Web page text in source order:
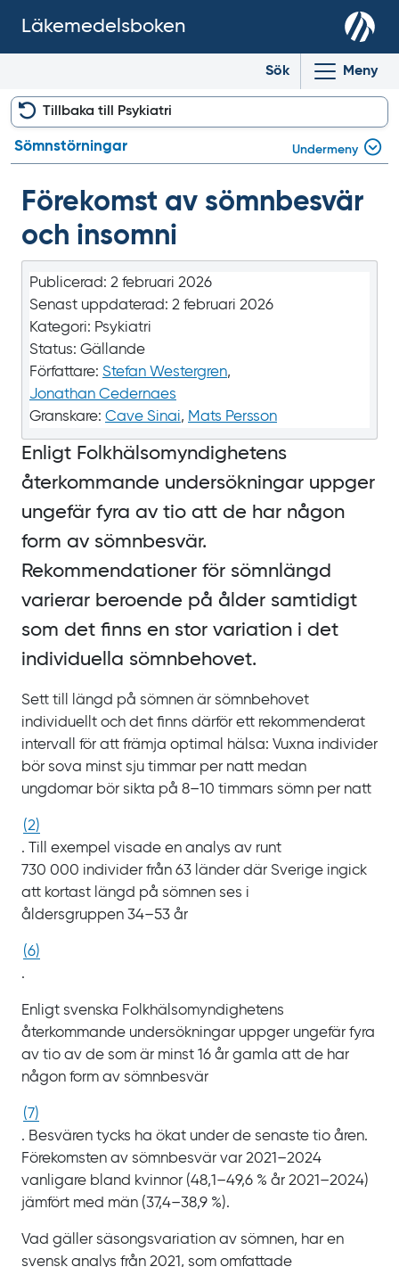
Läkemedelsboken
Sök Meny
Förekomst av sömn­besvär
och insomni
Publicerad: 2 februari 2026
Senast uppdaterad: 2 februari 2026
Kategori: Psykiatri
Status: Gällande
Författare: Stefan Westergren,
Jonathan Cedernaes
Granskare: Cave Sinai, Mats Persson
Enligt Folkhälsomyndighetens
återkommande undersökningar uppger
ungefär fyra av tio att de har någon
form av sömnbesvär.
Rekommendationer för sömnlängd
varierar beroende på ålder samtidigt
som det finns en stor variation i det
individuella sömnbehovet.
Sett till längd på sömnen är sömnbehovet
individuellt och det finns därför ett rekommenderat
intervall för att främja optimal hälsa: Vuxna individer
bör sova minst sju timmar per natt medan
ungdomar bör sikta på 8‍‍–‍10 timmars sömn per natt
(2)
. Till exempel visade en analys av runt
730 000 individer från 63 länder där Sverige ingick
att kortast längd på sömnen ses i
åldersgruppen 34‍‍–‍53 år
(6)
.
Enligt svenska Folkhälsomyndighetens
återkommande undersökningar uppger ungefär fyra
av tio av de som är minst 16 år gamla att de har
någon form av sömnbesvär
(7)
. Besvären tycks ha ökat under de senaste tio åren.
Förekomsten av sömnbesvär var 2021‍‍–‍2024
vanligare bland kvinnor (48,1‍‍–‍49,6 % år 2021‍‍–‍2024)
jämfört med män (37,4‍‍–‍38,9 %‍).
Vad gäller säsongsvariation av sömnen, har en
svensk analys från 2021, som omfattade
Tillbaka till Psykiatri
Sömnstörningar Undermeny